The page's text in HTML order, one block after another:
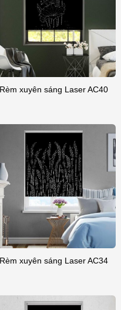
Rèm xuyên sáng Laser AC40
Rèm xuyên sáng Laser AC34